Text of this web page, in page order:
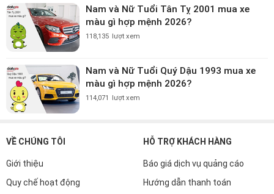
Nam và Nữ Tuổi Tân Tỵ 2001 mua xe
màu gì hợp mệnh 2026?
118,135 lượt xem
Nam và Nữ Tuổi Quý Dậu 1993 mua xe
màu gì hợp mệnh 2026?
114,071 lượt xem
VỀ CHÚNG TÔI
Giới thiệu
Quy chế hoạt động
HỖ TRỢ KHÁCH HÀNG
Báo giá dịch vụ quảng cáo
Hướng dẫn thanh toán